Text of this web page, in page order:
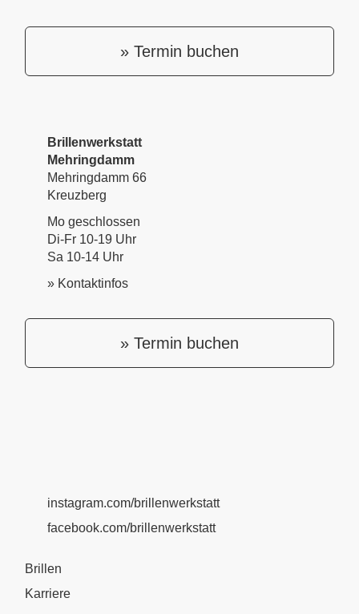
» Termin buchen
Brillenwerkstatt
Mehringdamm
Mehringdamm 66
Kreuzberg
Mo geschlossen
Di-Fr 10-19 Uhr
Sa 10-14 Uhr
» Kontaktinfos
» Termin buchen
instagram.com/brillenwerkstatt
facebook.com/brillenwerkstatt
Brillen
Karriere